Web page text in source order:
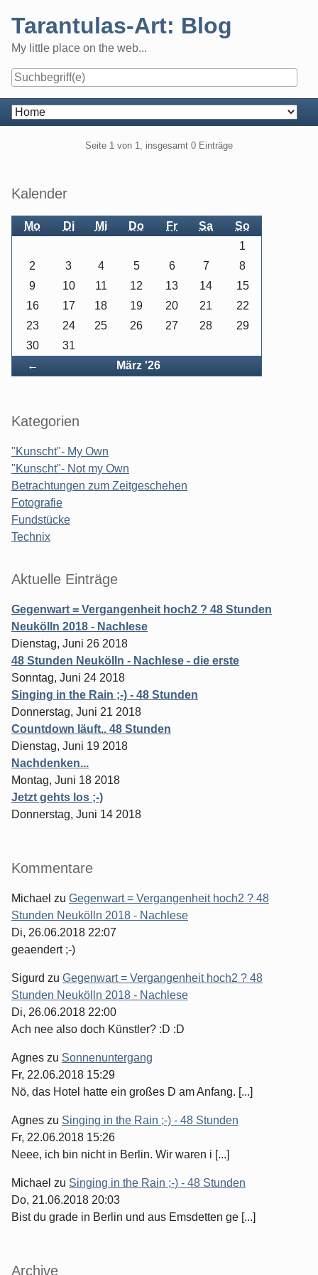
content
Tarantulas-Art: Blog
My little place on the web...
Navigation
Seite 1 von 1, insgesamt 0 Einträge
Seitenleiste
Kalender
Mo Di Mi Do Fr Sa So
← März '26
1
2
3 4 5 6 7
8
9
10 11 12 13 14
15
16
17 18 19 20 21
22
23
24 25 26 27 28
29
30
31
Kategorien
"Kunscht"- My Own
"Kunscht"- Not my Own
Betrachtungen zum Zeitgeschehen
Fotografie
Fundstücke
Technix
Aktuelle Einträge
Gegenwart = Vergangenheit hoch2 ? 48 Stunden
Neukölln 2018 - Nachlese
Dienstag, Juni 26 2018
48 Stunden Neukölln - Nachlese - die erste
Sonntag, Juni 24 2018
Singing in the Rain ;-) - 48 Stunden
Donnerstag, Juni 21 2018
Countdown läuft.. 48 Stunden
Dienstag, Juni 19 2018
Nachdenken...
Montag, Juni 18 2018
Jetzt gehts los ;-)
Donnerstag, Juni 14 2018
Kommentare
Michael zu Gegenwart = Vergangenheit hoch2 ? 48
Stunden Neukölln 2018 - Nachlese
Di, 26.06.2018 22:07
geaendert ;-)
Sigurd zu Gegenwart = Vergangenheit hoch2 ? 48
Stunden Neukölln 2018 - Nachlese
Di, 26.06.2018 22:00
Ach nee also doch Künstler? :D :D
Agnes zu Sonnenuntergang
Fr, 22.06.2018 15:29
Nö, das Hotel hatte ein großes D am Anfang. [...]
Agnes zu Singing in the Rain ;-) - 48 Stunden
Fr, 22.06.2018 15:26
Neee, ich bin nicht in Berlin. Wir waren i [...]
Michael zu Singing in the Rain ;-) - 48 Stunden
Do, 21.06.2018 20:03
Bist du grade in Berlin und aus Emsdetten ge [...]
Archive